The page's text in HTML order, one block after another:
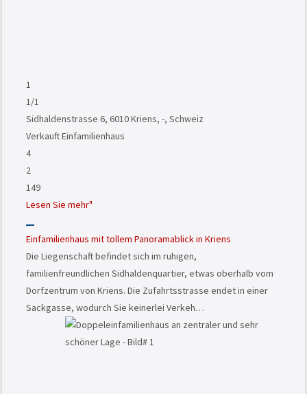
1
1/1
Sidhaldenstrasse 6, 6010 Kriens, -, Schweiz
VerkauftEinfamilienhaus
4
2
149
Lesen Sie mehr"
Einfamilienhaus mit tollem Panoramablick in Kriens
Die Liegenschaft befindet sich im ruhigen,
familienfreundlichen Sidhaldenquartier, etwas oberhalb vom
Dorfzentrum von Kriens. Die Zufahrtsstrasse endet in einer
Sackgasse, wodurch Sie keinerlei Verkeh…